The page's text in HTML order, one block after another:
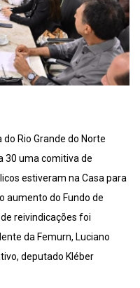
Rio Grande do Norte
30 uma comitiva de
estiveram na Casa para
aumento do Fundo de
reivindicações foi
da Femurn, Luciano
deputado Kléber